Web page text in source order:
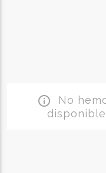
info_outline No